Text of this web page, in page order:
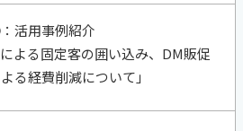
活用事例紹介
による固定客の囲い込み、DM販促
る経費削減について」